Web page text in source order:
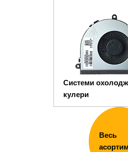
Системи
кулери
Весь